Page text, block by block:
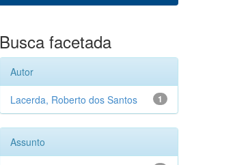
Busca facetada
Autor
1
Lacerda, Roberto dos Santos
Assunto